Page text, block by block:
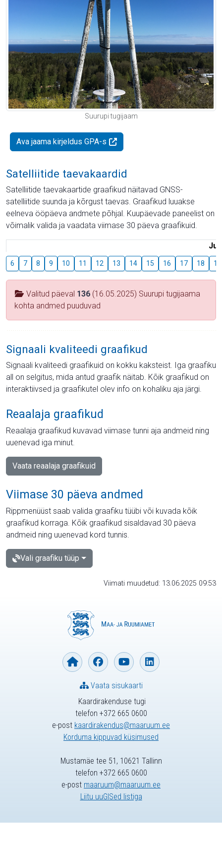
Suurupi tugijaam
Ava jaama kirjeldus GPA-s
Satelliitide taevakaardid
Satelliitide taevakaartide graafikud näitavad GNSS-
satelliitide suunda ja kõrgust taevas. Graafikud luuakse
eelneva ööpäeva andmete põhjal. Kuupäevade paneelist on
võimalik valida ja vaadata viimase 30 päeva graafikuid.
6 7 8 9 10 11 12 13 14 15 16 17 18 19
Valitud päeval 136 (16.05.2025) Suurupi tugijaama
kohta andmed puuduvad
Signaali kvaliteedi graafikud
Signaali kvaliteedi graafikuid on kokku kaksteist. Iga graafiku
all on selgitus, mida antud graafik näitab. Kõik graafikud on
interaktiivsed ja graafikutel olev info on kohaliku aja järgi.
Reaalaja graafikud
Reaalaja graafikud kuvavad viimase tunni aja andmeid ning
uuenevad iga minut.
Vaata reaalaja graafikuid
Viimase 30 päeva andmed
Rippmenüüst saab valida graafiku tüübi või kuvada kõik
graafikud korraga. Kõik graafikud sisaldavad 30 päeva
andmeid ning uuenevad kord tunnis.
Vali graafiku tüüp
Viimati muudetud: 13.06.2025 09:53
Kaardirakenduse tugi
telefon +372 665 0600
e-post kaardirakendus@maaruum.ee
Korduma kippuvad küsimused
Vaata sisukaarti
Mustamäe tee 51, 10621 Tallinn
telefon +372 665 0600
e-post maaruum@maaruum.ee
Liitu uuGISed listiga